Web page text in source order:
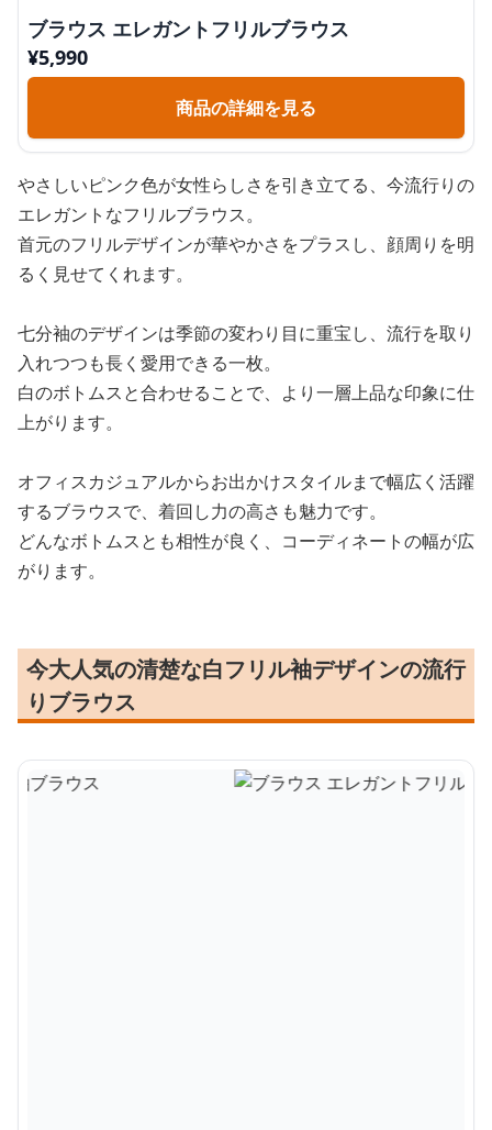
ブラウス エレガントフリルブラウス
¥5,990
商品の詳細を見る
やさしいピンク色が女性らしさを引き立てる、今流行りの
エレガントなフリルブラウス。
首元のフリルデザインが華やかさをプラスし、顔周りを明
るく見せてくれます。
七分袖のデザインは季節の変わり目に重宝し、流行を取り
入れつつも長く愛用できる一枚。
白のボトムスと合わせることで、より一層上品な印象に仕
上がります。
オフィスカジュアルからお出かけスタイルまで幅広く活躍
するブラウスで、着回し力の高さも魅力です。
どんなボトムスとも相性が良く、コーディネートの幅が広
がります。
今大人気の清楚な白フリル袖デザインの流行
りブラウス